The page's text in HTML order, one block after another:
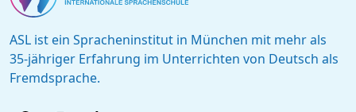
ASL ist ein Spracheninstitut in München mit mehr als
35-jähriger Erfahrung im Unterrichten von Deutsch als
Fremdsprache.